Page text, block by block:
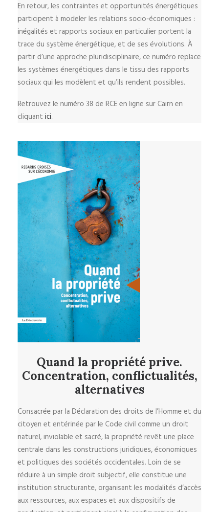
En retour, les contraintes et opportunités énergétiques
participent à modeler les relations socio-économiques :
inégalités et rapports sociaux en particulier portent la
trace du système énergétique, et de ses évolutions. À
partir d’une approche pluridisciplinaire, ce numéro replace
les systèmes énergétiques dans le tissu des rapports
sociaux qui les modèlent et qu’ils rendent possibles.
Retrouvez le numéro 38 de RCE en ligne sur Cairn en
cliquant ici.
Quand la propriété prive.
Concentration, conflictualités,
alternatives
Consacrée par la Déclaration des droits de l’Homme et du
citoyen et entérinée par le Code civil comme un droit
naturel, inviolable et sacré, la propriété revêt une place
centrale dans les constructions juridiques, économiques
et politiques des sociétés occidentales. Loin de se
réduire à un simple droit subjectif, elle constitue une
institution structurante, organisant les modalités d’accès
aux ressources, aux espaces et aux dispositifs de